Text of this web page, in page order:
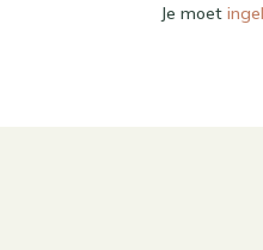
Je moet